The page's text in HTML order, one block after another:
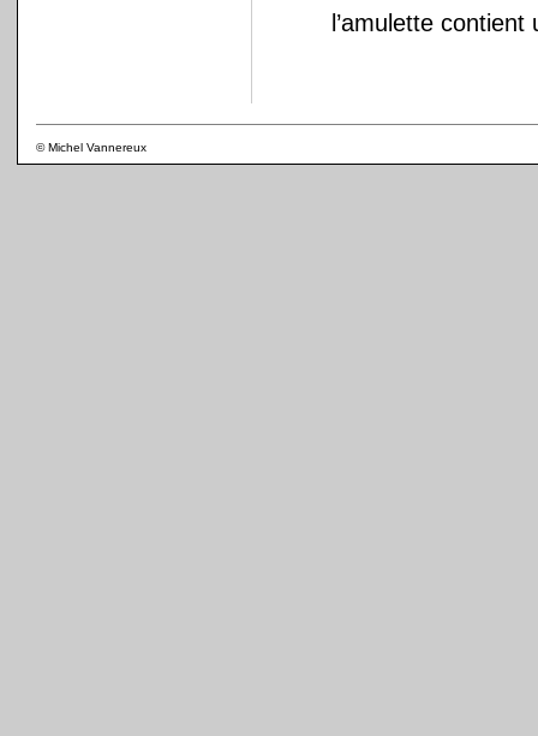
l’amulette
© Michel Vannereux